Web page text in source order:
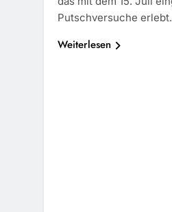
Putschversuche
Weiterlesen